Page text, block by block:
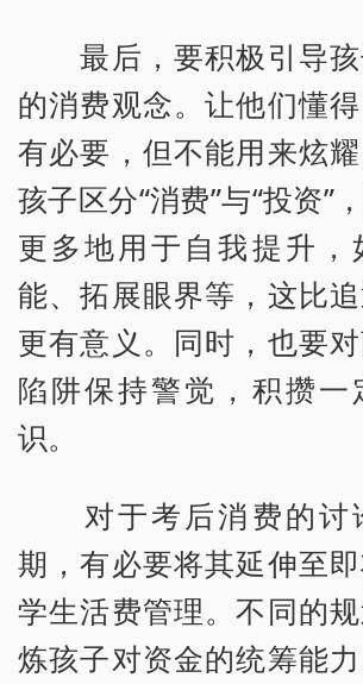
最后，要积极引导孩
的消费观念。让他们懂
有必要，但不能用来炫
孩子区分“消费”与“投资”
更多地用于自我提升，
能、拓展眼界等，这比
更有意义。同时，也要
陷阱保持警觉，积攒一
识。
对于考后消费的讨
期，有必要将其延伸至
学生活费管理。不同的
炼孩子对资金的统筹能